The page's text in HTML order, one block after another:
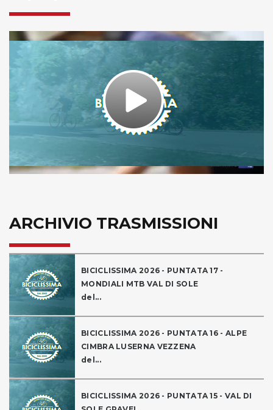
Play
ARCHIVIO TRASMISSIONI
BICICLISSIMA 2026 - PUNTATA 17 -
MONDIALI MTB VAL DI SOLE
del...
BICICLISSIMA 2026 - PUNTATA 16 - ALPE
CIMBRA LUSERNA VEZZENA
del...
BICICLISSIMA 2026 - PUNTATA 15 - VAL DI